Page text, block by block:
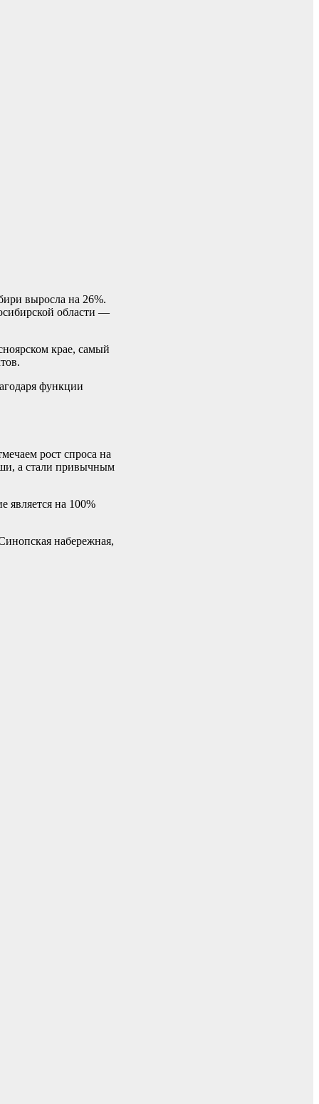
выросла на 26%.
области —
крае, самый
функции
рост спроса на
а стали привычным
является на 100%
набережная,